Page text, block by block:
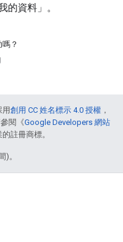
的資料」 。
？
創用 CC 姓名標示 4.0 授權 ，
閱《Google Developers 網站
註冊商標。
)。